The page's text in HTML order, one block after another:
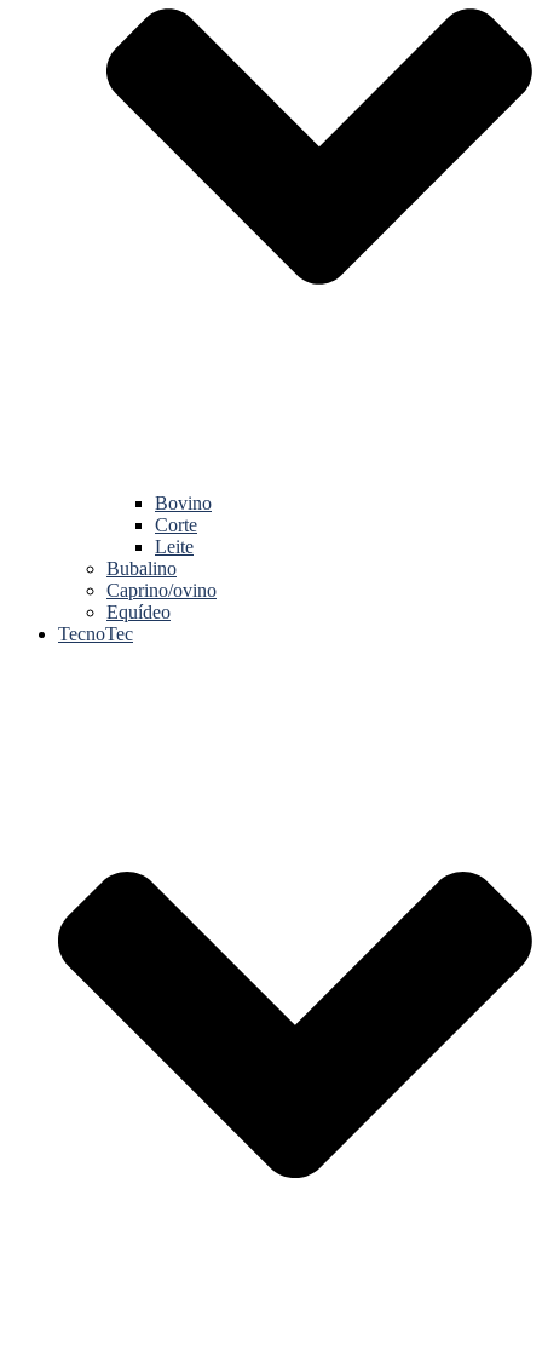
Bovino
Corte
Leite
Bubalino
Caprino/ovino
Equídeo
TecnoTec